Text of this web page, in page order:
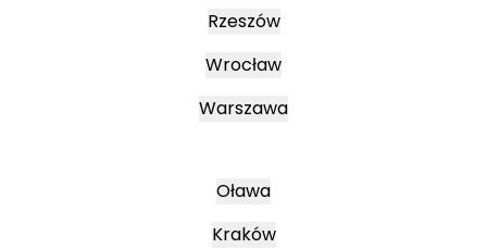
Rzeszów
Wrocław
Warszawa
Oława
Kraków